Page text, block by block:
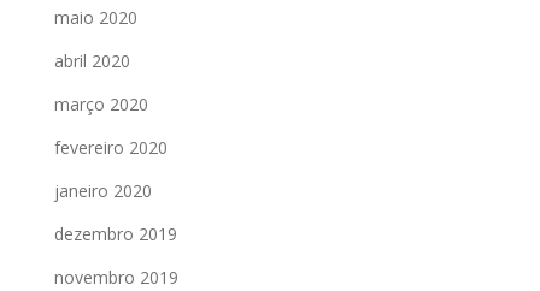
maio 2020
abril 2020
março 2020
fevereiro 2020
janeiro 2020
dezembro 2019
novembro 2019